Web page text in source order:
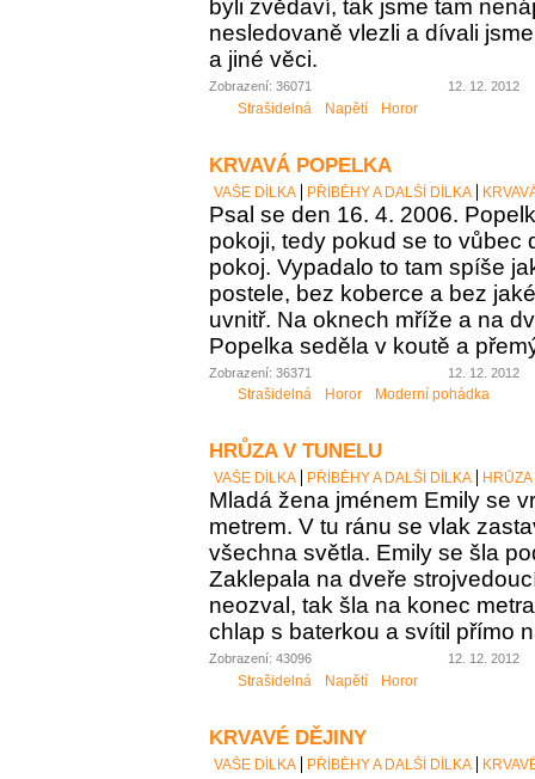
byli zvědaví, tak jsme tam
nesledovaně vlezli a dívali
a jiné věci.
Zobrazení: 36071 12. 12. 2012
Strašidelná Napětí Horor
KRVAVÁ POPELKA
VAŠE DÍLKA PŘÍBĚHY A DALŠÍ DÍLKA
Psal se den 16. 4. 2006.
pokoji, tedy pokud se to vůbec
pokoj. Vypadalo to tam spíše
postele, bez koberce a bez
uvnitř. Na oknech mříže a na
Popelka seděla v koutě a
Zobrazení: 36371 12. 12. 2012
Strašidelná Horor Moderní pohádka
HRŮZA V TUNELU
VAŠE DÍLKA PŘÍBĚHY A DALŠÍ DÍLKA
Mladá žena jménem Emily se
metrem. V tu ránu se vlak
všechna světla. Emily se šla
Zaklepala na dveře
neozval, tak šla na konec
chlap s baterkou a svítil přímo
Zobrazení: 43096 12. 12. 2012
Strašidelná Napětí Horor
KRVAVÉ DĚJINY
VAŠE DÍLKA PŘÍBĚHY A DALŠÍ DÍLKA